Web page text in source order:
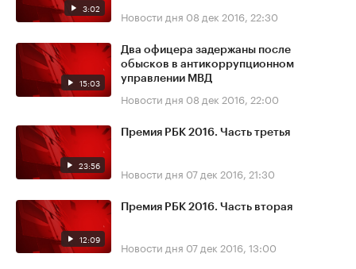
3:02 Новости дня 08 дек 2016, 22:30
15:03
Два офицера задержаны после
обысков в антикоррупционном
управлении МВД
Новости дня 08 дек 2016, 22:00
23:56
Премия РБК 2016. Часть третья
Новости дня 07 дек 2016, 21:30
12:09
Премия РБК 2016. Часть вторая
Новости дня 07 дек 2016, 13:00